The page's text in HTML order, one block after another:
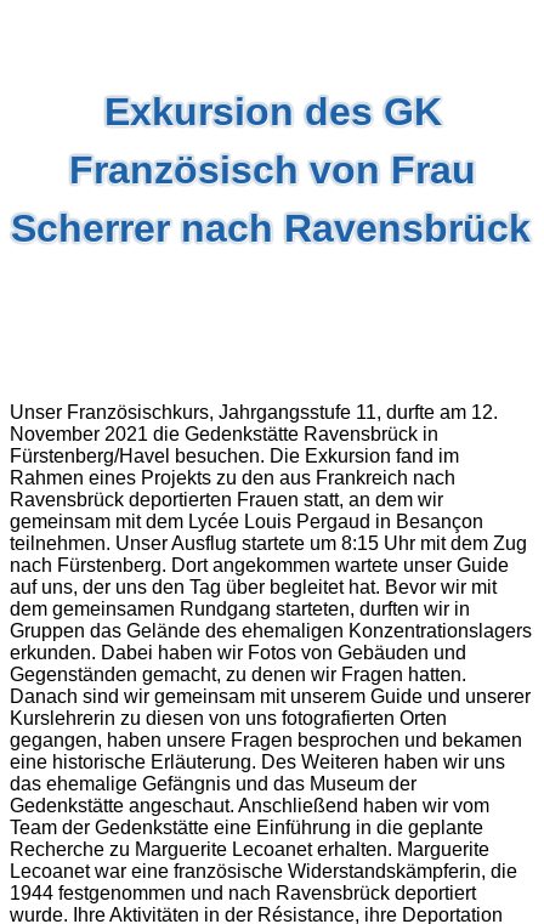
Exkursion des GK
Französisch von Frau
Scherrer nach Ravensbrück
Unser Französischkurs, Jahrgangsstufe 11, durfte am 12.
November 2021 die Gedenkstätte Ravensbrück in
Fürstenberg/Havel besuchen. Die Exkursion fand im
Rahmen eines Projekts zu den aus Frankreich nach
Ravensbrück deportierten Frauen statt, an dem wir
gemeinsam mit dem Lycée Louis Pergaud in Besançon
teilnehmen. Unser Ausflug startete um 8:15 Uhr mit dem Zug
nach Fürstenberg. Dort angekommen wartete unser Guide
auf uns, der uns den Tag über begleitet hat. Bevor wir mit
dem gemeinsamen Rundgang starteten, durften wir in
Gruppen das Gelände des ehemaligen Konzentrationslagers
erkunden. Dabei haben wir Fotos von Gebäuden und
Gegenständen gemacht, zu denen wir Fragen hatten.
Danach sind wir gemeinsam mit unserem Guide und unserer
Kurslehrerin zu diesen von uns fotografierten Orten
gegangen, haben unsere Fragen besprochen und bekamen
eine historische Erläuterung. Des Weiteren haben wir uns
das ehemalige Gefängnis und das Museum der
Gedenkstätte angeschaut. Anschließend haben wir vom
Team der Gedenkstätte eine Einführung in die geplante
Recherche zu Marguerite Lecoanet erhalten. Marguerite
Lecoanet war eine französische Widerstandskämpferin, die
1944 festgenommen und nach Ravensbrück deportiert
wurde. Ihre Aktivitäten in der Résistance, ihre Deportation